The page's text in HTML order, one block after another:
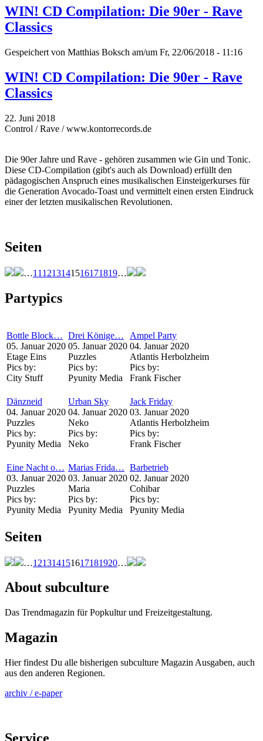
WIN! CD Compilation: Die 90er - Rave
Classics
Gespeichert von Matthias Boksch am/um Fr, 22/06/2018 - 11:16
WIN! CD Compilation: Die 90er - Rave
Classics
22. Juni 2018
Control / Rave / www.kontorrecords.de
Die 90er Jahre und Rave - gehören zusammen wie Gin und Tonic.
Diese CD-Compilation (gibt's auch als Download) erfüllt den
pädagogischen Anspruch eines musikalischen Einsteigerkurses für
die Generation Avocado-Toast und vermittelt einen ersten Eindruck
einer der letzten musikalischen Revolutionen.
Seiten
…11 1213141516171819…
Partypics
Bottle Block…
05. Januar 2020
Etage Eins
Pics by:
City Stuff
Drei Könige…
05. Januar 2020
Puzzles
Pics by:
Pyunity Media
Ampel Party
04. Januar 2020
Atlantis Herbolzheim
Pics by:
Frank Fischer
Dänzneid
04. Januar 2020
Puzzles
Pics by:
Pyunity Media
Urban Sky
04. Januar 2020
Neko
Pics by:
Neko
Jack Friday
03. Januar 2020
Atlantis Herbolzheim
Pics by:
Frank Fischer
Eine Nacht o…
03. Januar 2020
Puzzles
Pics by:
Pyunity Media
Marias Frida…
03. Januar 2020
Maria
Pics by:
Pyunity Media
Barbetrieb
02. Januar 2020
Cohibar
Pics by:
Pyunity Media
Seiten
…121314151617181920…
About subculture
Das Trendmagazin für Popkultur und Freizeitgestaltung.
Magazin
Hier findest Du alle bisherigen subculture Magazin Ausgaben, auch
aus den anderen Regionen.
archiv / e-paper